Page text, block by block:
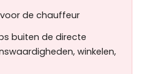
de chauffeur
buiten de directe
winkelen,